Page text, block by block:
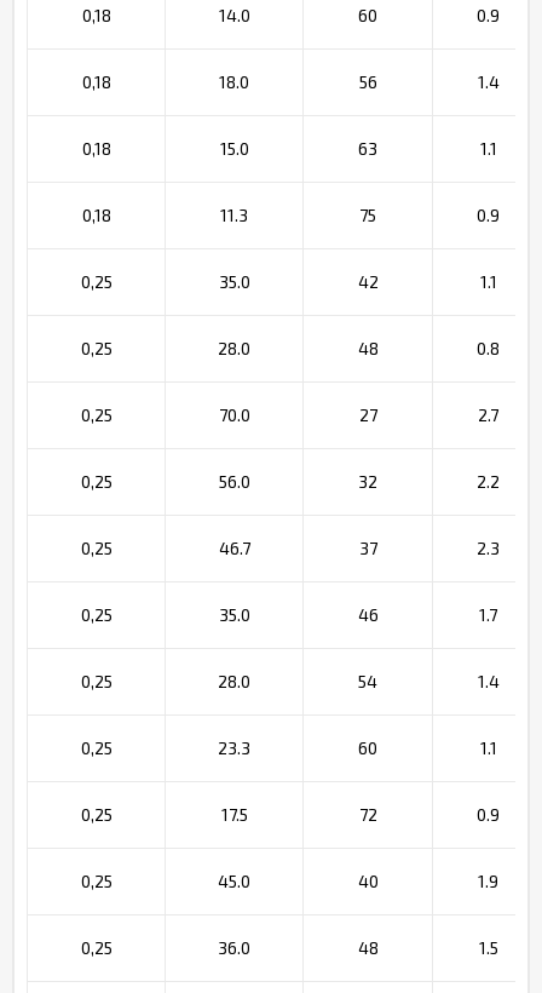
0,18 14.0 60 0.9
0,18 18.0 56 1.4
0,18 15.0 63 1.1
0,18 11.3 75 0.9
0,25 35.0 42 1.1
0,25 28.0 48 0.8
0,25 70.0 27 2.7
0,25 56.0 32 2.2
0,25 46.7 37 2.3
0,25 35.0 46 1.7
0,25 28.0 54 1.4
0,25 23.3 60 1.1
0,25 17.5 72 0.9
0,25 45.0 40 1.9
0,25 36.0 48 1.5